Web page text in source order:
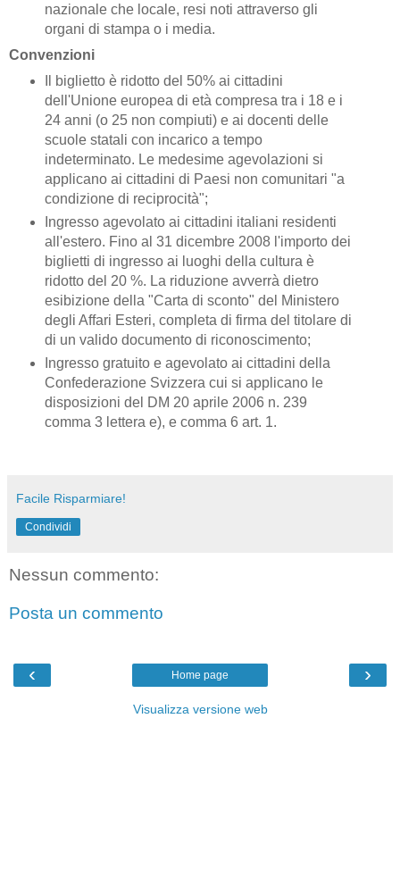
nazionale che locale, resi noti attraverso gli
organi di stampa o i media.
Convenzioni
Il biglietto è ridotto del 50% ai cittadini
dell'Unione europea di età compresa tra i 18 e i
24 anni (o 25 non compiuti) e ai docenti delle
scuole statali con incarico a tempo
indeterminato. Le medesime agevolazioni si
applicano ai cittadini di Paesi non comunitari "a
condizione di reciprocità";
Ingresso agevolato ai cittadini italiani residenti
all'estero. Fino al 31 dicembre 2008 l'importo dei
biglietti di ingresso ai luoghi della cultura è
ridotto del 20 %. La riduzione avverrà dietro
esibizione della "Carta di sconto" del Ministero
degli Affari Esteri, completa di firma del titolare di
di un valido documento di riconoscimento;
Ingresso gratuito e agevolato ai cittadini della
Confederazione Svizzera cui si applicano le
disposizioni del DM 20 aprile 2006 n. 239
comma 3 lettera e), e comma 6 art. 1.
Facile Risparmiare!
Condividi
Nessun commento:
Posta un commento
‹ ›
Home page
Visualizza versione web